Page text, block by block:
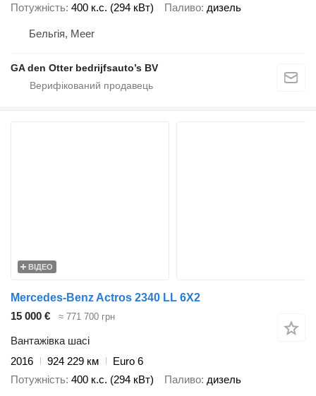
Потужність 400 к.с. (294 кВт) Паливо дизель
Бельгія, Meer
GA den Otter bedrijfsauto’s BV
ВІДЕО
Mercedes-Benz Actros 2340 LL 6X2
15 000 €
≈ 771 700 грн
Вантажівка шасі
2016
924 229 км
Euro 6
Потужність 400 к.с. (294 кВт) Паливо дизель